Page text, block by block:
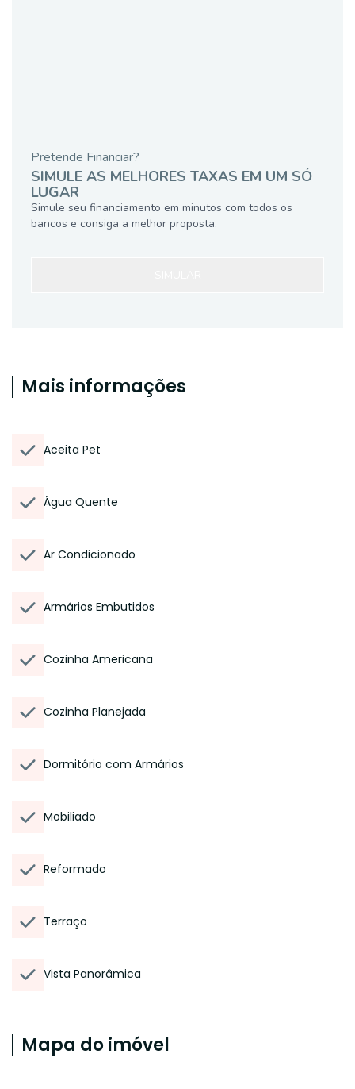
Pretende Financiar?
SIMULE AS MELHORES TAXAS EM UM SÓ
LUGAR
Simule seu financiamento em minutos com todos os
bancos e consiga a melhor proposta.
Mais informações
Aceita Pet
Água Quente
Ar Condicionado
Armários Embutidos
Cozinha Americana
Cozinha Planejada
Dormitório com Armários
Mobiliado
Reformado
Terraço
Vista Panorâmica
Mapa do imóvel